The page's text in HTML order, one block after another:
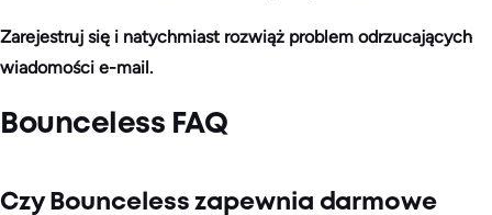
Zarejestruj się i natychmiast rozwiąż problem odrzucających
wiadomości e-mail.
Bounceless FAQ
Czy Bounceless zapewnia darmowe